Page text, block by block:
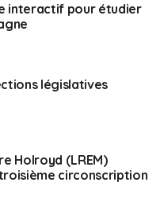
interactif pour étudier
législatives
Holroyd (LREM)
circonscription